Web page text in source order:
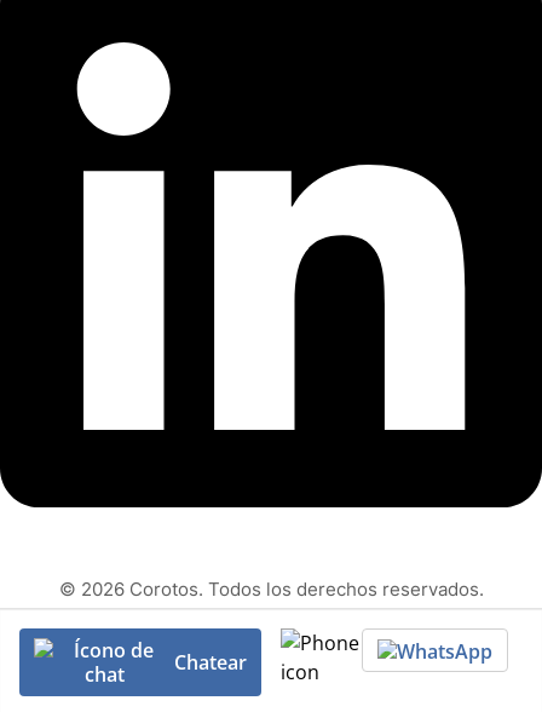
© 2026 Corotos. Todos los derechos reservados.
Chatear